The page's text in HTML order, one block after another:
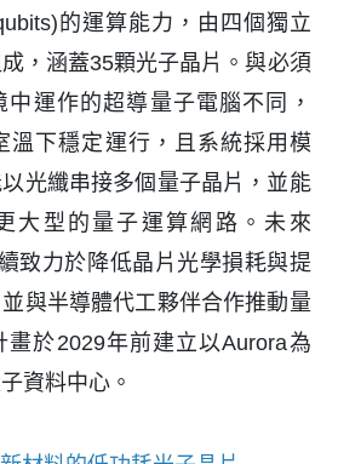
的運算能力，由四個獨立
，涵蓋35顆光子晶片。與必須
中運作的超導量子電腦不同，
溫下穩定運行，且系統採用模
光纖串接多個量子晶片，並能
大型的量子運算網路。未來
致力於降低晶片光學損耗與提
與半導體代工夥伴合作推動量
畫於2029年前建立以Aurora為
資料中心。